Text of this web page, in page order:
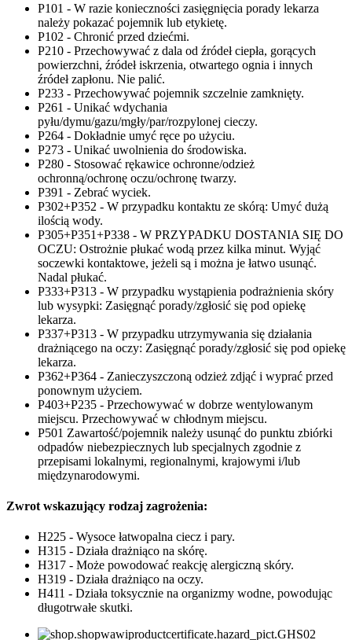
P101 - W razie konieczności zasięgnięcia porady lekarza
należy pokazać pojemnik lub etykietę.
P102 - Chronić przed dziećmi.
P210 - Przechowywać z dala od źródeł ciepła, gorących
powierzchni, źródeł iskrzenia, otwartego ognia i innych
źródeł zapłonu. Nie palić.
P233 - Przechowywać pojemnik szczelnie zamknięty.
P261 - Unikać wdychania
pyłu/dymu/gazu/mgły/par/rozpylonej cieczy.
P264 - Dokładnie umyć ręce po użyciu.
P273 - Unikać uwolnienia do środowiska.
P280 - Stosować rękawice ochronne/odzież
ochronną/ochronę oczu/ochronę twarzy.
P391 - Zebrać wyciek.
P302+P352 - W przypadku kontaktu ze skórą: Umyć dużą
ilością wody.
P305+P351+P338 - W PRZYPADKU DOSTANIA SIĘ DO
OCZU: Ostrożnie płukać wodą przez kilka minut. Wyjąć
soczewki kontaktowe, jeżeli są i można je łatwo usunąć.
Nadal płukać.
P333+P313 - W przypadku wystąpienia podrażnienia skóry
lub wysypki: Zasięgnąć porady/zgłosić się pod opiekę
lekarza.
P337+P313 - W przypadku utrzymywania się działania
drażniącego na oczy: Zasięgnąć porady/zgłosić się pod opiekę
lekarza.
P362+P364 - Zanieczyszczoną odzież zdjąć i wyprać przed
ponownym użyciem.
P403+P235 - Przechowywać w dobrze wentylowanym
miejscu. Przechowywać w chłodnym miejscu.
P501 Zawartość/pojemnik należy usunąć do punktu zbiórki
odpadów niebezpiecznych lub specjalnych zgodnie z
przepisami lokalnymi, regionalnymi, krajowymi i/lub
międzynarodowymi.
Zwrot wskazujący rodzaj zagrożenia:
H225 - Wysoce łatwopalna ciecz i pary.
H315 - Działa drażniąco na skórę.
H317 - Może powodować reakcję alergiczną skóry.
H319 - Działa drażniąco na oczy.
H411 - Działa toksycznie na organizmy wodne, powodując
długotrwałe skutki.